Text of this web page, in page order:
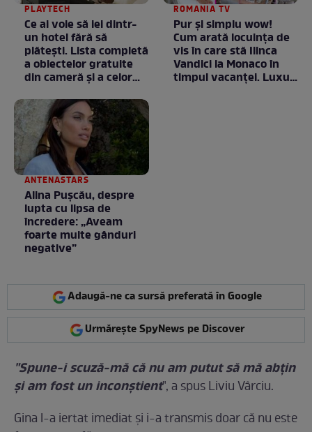
PLAYTECH
Ce ai voie să iei dintr-
un hotel fără să
plătești. Lista completă
a obiectelor gratuite
din cameră și a celor
proprietatea unității
ROMANIA TV
Pur și simplu wow!
Cum arată locuința de
vis în care stă Ilinca
Vandici la Monaco în
timpul vacanței. Luxul
ANTENASTARS
Alina Pușcău, despre
lupta cu lipsa de
încredere: „Aveam
foarte multe gânduri
negative”
Adaugă-ne ca sursă preferată în Google
Urmărește SpyNews pe Discover
"Spune-i scuză-mă că nu am putut să mă abţin
şi am fost un inconştient", a spus Liviu Vârciu.
Gina l-a iertat imediat şi i-a transmis doar că nu este